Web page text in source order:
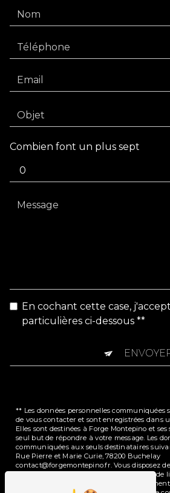
Combien font un plus sept
En cochant cette case,
particulières ci-dessous **
** Les données personnelles communiquées
de vous contacter et sont enregistrées dans
Elles sont destinées à Forge Montepino et
seul but de répondre à votre message. Les
communiquées aux seuls destinataires
Rue Pierre et Marie Curie, 78200 Buchelay
contact@forgemontepino.fr. Vous disposez de
rectification, d’effacement, de portabilité, de
retrait de votre consentement à tout